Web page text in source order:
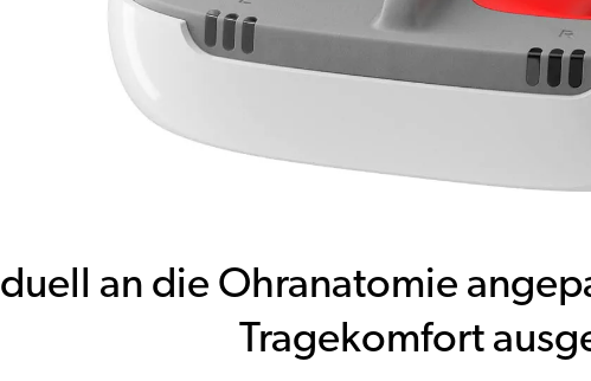
an die Ohranatomie
Tragekomfort